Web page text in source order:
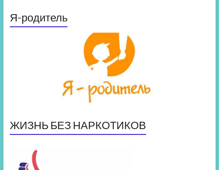
Я-родитель
ЖИЗНЬ БЕЗ НАРКОТИКОВ